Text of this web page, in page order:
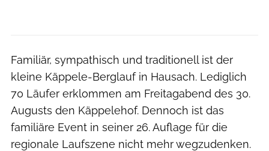
Familiär, sympathisch und traditionell ist der
kleine Käppele-Berglauf in Hausach. Lediglich
70 Läufer erklommen am Freitagabend des 30.
Augusts den Käppelehof. Dennoch ist das
familiäre Event in seiner 26. Auflage für die
regionale Laufszene nicht mehr wegzudenken.